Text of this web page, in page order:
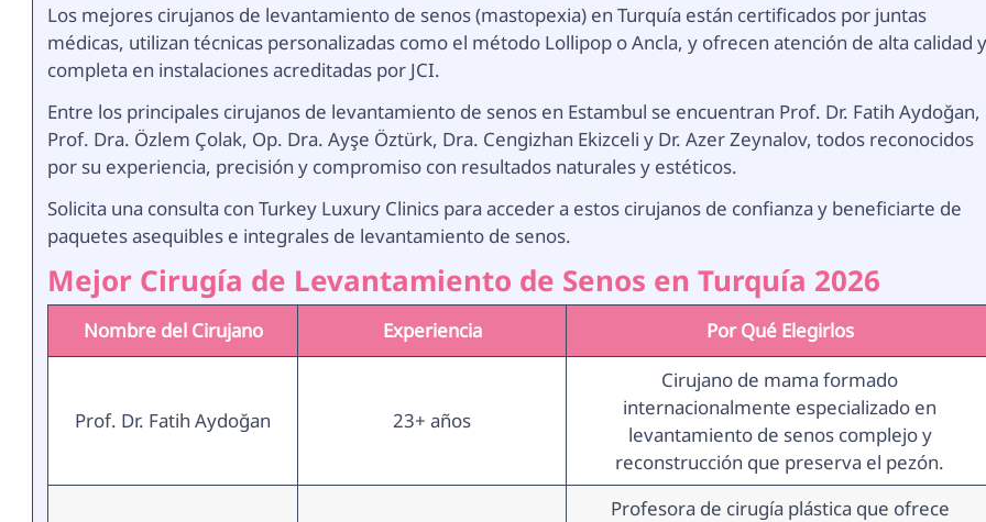
Los mejores cirujanos de levantamiento de senos (mastopexia) en Turquía están certificados por juntas
médicas, utilizan técnicas personalizadas como el método Lollipop o Ancla, y ofrecen atención de alta calidad
completa en instalaciones acreditadas por JCI.
Entre los principales cirujanos de levantamiento de senos en Estambul se encuentran Prof. Dr. Fatih Aydoğan,
Prof. Dra. Özlem Çolak, Op. Dra. Ayşe Öztürk, Dra. Cengizhan Ekizceli y Dr. Azer Zeynalov, todos reconocidos
por su experiencia, precisión y compromiso con resultados naturales y estéticos.
Solicita una consulta con Turkey Luxury Clinics para acceder a estos cirujanos de confianza y beneficiarte de
paquetes asequibles e integrales de levantamiento de senos.
Mejor Cirugía de Levantamiento de Senos en Turquía 2026
Nombre del Cirujano Experiencia Por Qué Elegirlos
Prof. Dr. Fatih Aydoğan 23+ años
Cirujano de mama formado
internacionalmente especializado en
levantamiento de senos complejo y
reconstrucción que preserva el pezón.
Profesora de cirugía plástica que ofrece